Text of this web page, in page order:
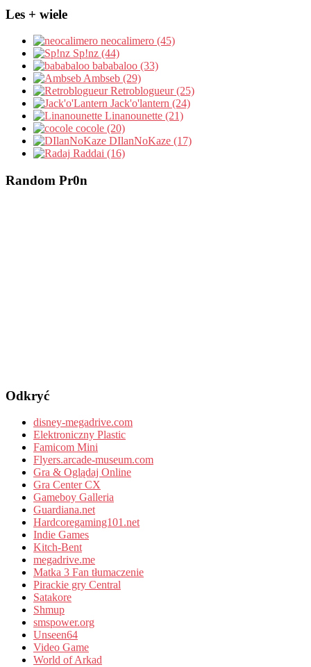
Les + wiele
neocalimero (45)
Sp!nz (44)
bababaloo (33)
Ambseb (29)
Retroblogueur (25)
Jack'o'lantern (24)
Linanounette (21)
cocole (20)
DIlanNoKaze (17)
Raddai (16)
Random Pr0n
Odkryć
disney-megadrive.com
Elektroniczny Plastic
Famicom Mini
Flyers.arcade-museum.com
Gra & Oglądaj Online
Gra Center CX
Gameboy Galleria
Guardiana.net
Hardcoregaming101.net
Indie Games
Kitch-Bent
megadrive.me
Matka 3 Fan tłumaczenie
Pirackie gry Central
Satakore
Shmup
smspower.org
Unseen64
Video Game
World of Arkad